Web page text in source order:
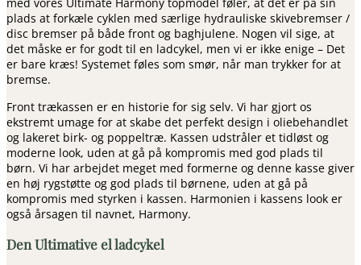
med vores Ultimate Harmony topmodel føler, at det er på sin
plads at forkæle cyklen med særlige hydrauliske skivebremser /
disc bremser på både front og baghjulene. Nogen vil sige, at
det måske er for godt til en ladcykel, men vi er ikke enige – Det
er bare kræs! Systemet føles som smør, når man trykker for at
bremse.
Front trækassen er en historie for sig selv. Vi har gjort os
ekstremt umage for at skabe det perfekt design i oliebehandlet
og lakeret birk- og poppeltræ. Kassen udstråler et tidløst og
moderne look, uden at gå på kompromis med god plads til
børn. Vi har arbejdet meget med formerne og denne kasse giver
en høj rygstøtte og god plads til børnene, uden at gå på
kompromis med styrken i kassen. Harmonien i kassens look er
også årsagen til navnet, Harmony.
Den Ultimative el ladcykel